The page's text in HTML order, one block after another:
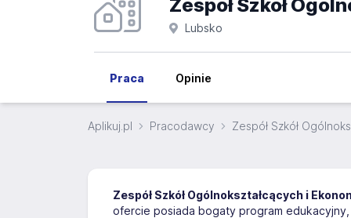
Lubsko
Praca Opinie
Aplikuj.pl Pracodawcy Zespół Szkół
Zespół Szkół Ogólnokształcących i
ofercie posiada bogaty program